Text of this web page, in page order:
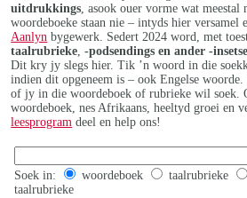
uitdrukkings , asook ouer vorme wat
woordeboeke staan nie – intyds hier versamel
Aanlyn bygewerk. Sedert 2024 word, met
taalrubrieke ,-podsendings en ander -
Dit kry jy slegs hier. Tik ’n woord in die
indien dit opgeneem is – ook Engelse
of jy in die woordeboek of rubrieke wil soek.
woordeboek, nes Afrikaans, heeltyd groei en
leesprogram deel en help ons!
Soek in: woordeboek taalrubrieke
taalrubrieke